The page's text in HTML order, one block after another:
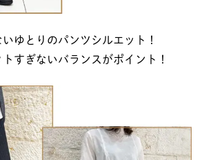
ゆとりのパンツシルエット！
すぎないバランスがポイント！